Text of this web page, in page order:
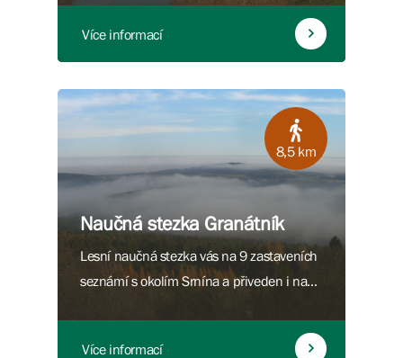
Více informací
8,5 km
Naučná stezka Granátník
Lesní naučná stezka vás na 9 zastaveních
seznámí s okolím Srnína a přiveden i na
Více informací